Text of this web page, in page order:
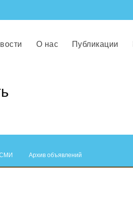
О нас Публикации
СМИ Архив объявлений